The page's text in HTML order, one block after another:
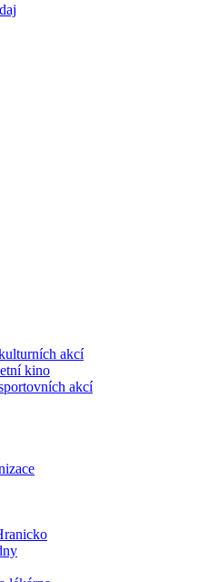
akcí
kino
akcí